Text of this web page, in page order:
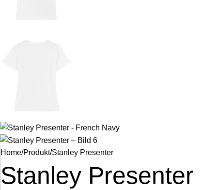
Home Produkt Stanley Presenter
Stanley Presenter